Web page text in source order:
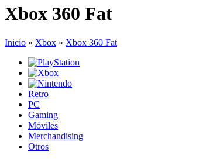
Xbox 360 Fat
Inicio » Xbox » Xbox 360 Fat
Retro
PC
Gaming
Móviles
Merchandising
Otros